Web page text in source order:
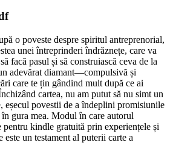
o poveste despre spiritul antreprenorial,
unei întreprinderi îndrăznețe, care va
facă pasul și să construiască ceva de la
adevărat diamant—compulsivă și
care te țin gândind mult după ce ai
cartea, nu am putut să nu simt un
eșecul povestii de a îndeplini promisiunile
în gura mea. Modul în care autorul
pentru kindle gratuită prin experiențele și
este un testament al puterii carte a